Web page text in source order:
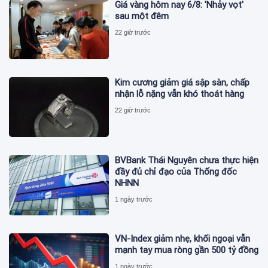
Giá vàng hôm nay 6/8: 'Nhảy vọt'
sau một đêm
22 giờ trước
Kim cương giảm giá sập sàn, chấp
nhận lỗ nặng vẫn khó thoát hàng
22 giờ trước
BVBank Thái Nguyên chưa thực hiện
đầy đủ chỉ đạo của Thống đốc
NHNN
1 ngày trước
VN-Index giảm nhẹ, khối ngoại vẫn
mạnh tay mua ròng gần 500 tỷ đồng
1 ngày trước